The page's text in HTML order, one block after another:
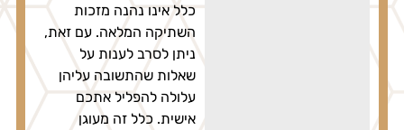
כלל אינו נהנה מזכות
השתיקה המלאה. עם זאת,
ניתן לסרב לענות על
שאלות שהתשובה עליהן
עלולה להפליל אתכם
אישית. כלל זה מעוגן